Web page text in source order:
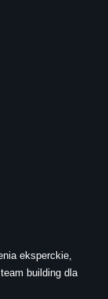
eksperckie,
building dla